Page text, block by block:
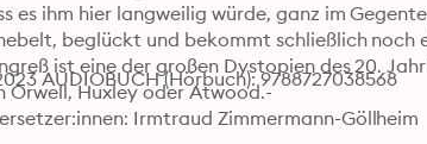
es ihm hier langweilig würde, ganz im
beglückt und bekommt schließlich
ist eine der großen Dystopien des 20.
Orwell, Huxley oder Atwood.-
AUDIOBUCH (Hörbuch): 9788727038568
Irmtraud Zimmermann-Göllheim